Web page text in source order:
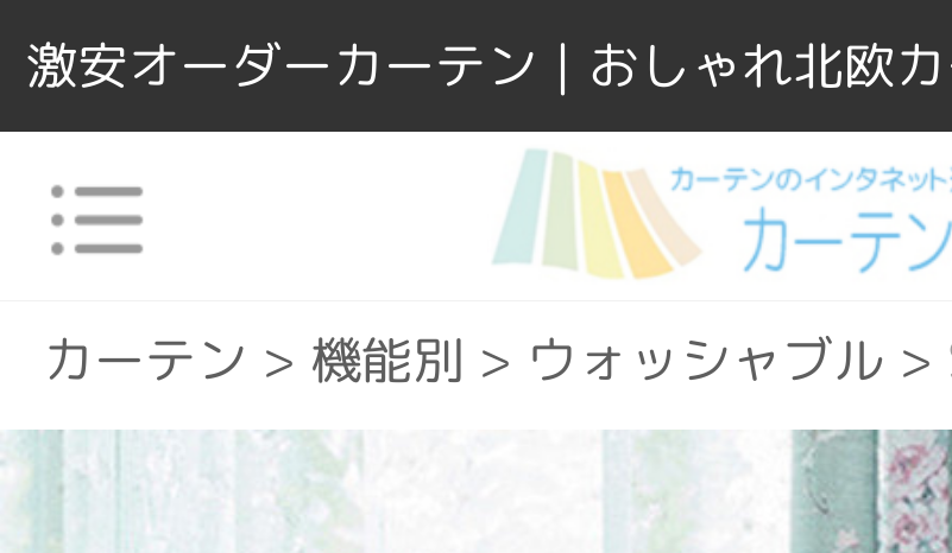
激安オーダーカーテン｜おしゃれ北欧
カーテン > 機能別 > ウォッシャブル >
カーテン
>場所で選ぶ リビング>